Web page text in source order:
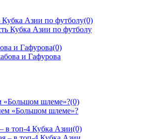
Азии по футболу(0)
и Гафурова(0)
«Большом шлеме»?(0)
в топ-4 Кубка Азии(0)